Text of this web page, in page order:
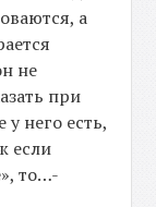
а
не
при
него есть,
если
то…-